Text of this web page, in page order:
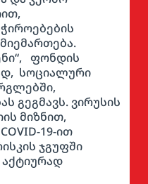
ფონდის
სოციალური
გეგმავს. ვირუსის
მიზნით,
19-ით
ჯგუფში